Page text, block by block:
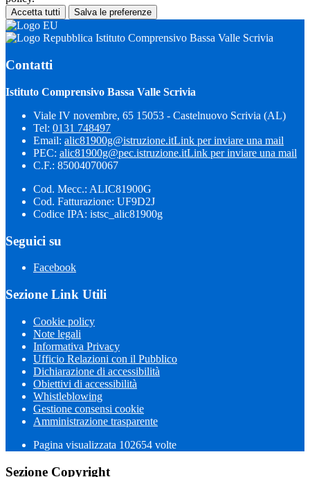
Accetta tutti Salva le preferenze
Istituto Comprensivo Bassa Valle Scrivia
Contatti
Istituto Comprensivo Bassa Valle Scrivia
Viale IV novembre, 65 15053 - Castelnuovo Scrivia (AL)
Tel: 0131 748497
Email: alic81900g@istruzione.itLink per inviare una mail
PEC: alic81900g@pec.istruzione.itLink per inviare una mail
C.F.: 85004070067
Cod. Mecc.: ALIC81900G
Cod. Fatturazione: UF9D2J
Codice IPA: istsc_alic81900g
Seguici su
Facebook
Sezione Link Utili
Cookie policy
Note legali
Informativa Privacy
Ufficio Relazioni con il Pubblico
Dichiarazione di accessibilità
Obiettivi di accessibilità
Whistleblowing
Gestione consensi cookie
Amministrazione trasparente
Pagina visualizzata 102654 volte
Sezione Copyright